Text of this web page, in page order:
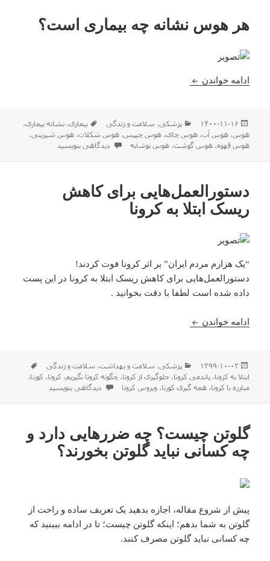
هر هوس نشانه چه بیماری است؟
ادامه خواندن هر هوس نشانه چه بیماری است؟
ارسال
شده
در
۱۴۰۰-۱۱-۱۶ دسته‌ها
پزشکی، سلامت و زندگی برچسب‌ها
بیماری،نشانه بیماری،
هوس،هوس آب،هوس چای،هوس چیپس،هوس شکلات،هوس شیرینی،
هوس قهوه،هوس گوشت،هوس نوشابه برای هر هوس نشانه چه بیماری
دیدگاهی بنویسید
دستورالعمل‌هایی برای کاهش
ریسک ابتلا به کرونا
“یک هزارم مردم ایران” بر اثر کرونا فوت کردند!
دستورالعمل‌هایی برای کاهش ریسک ابتلا به کرونا در این پست
داده شده است لطفا با دقت بخوانید .
ادامه خواندن دستورالعمل‌هایی برای کاهش ریسک ابتلا به کرونا
ارسال
شده
در
۱۳۹۹-۱۰-۰۲ دسته‌ها
پزشکی، سلامت و بهداشت، سلامت و زندگی
ابتلا به کرونا،پاندمی کرونا،جلوگیری از کرونا،چگونه کرونا نگیریم، کرونا، کورنا،
مبارزه با کرونا،همه گیری کورنا،ویروس کرونا برای دستورالعمل‌هایی برای کاهش
دیدگاهی بنویسید
گلوتن چیست؟ چه ضررهایی دارد و
چه کسانی نباید گلوتن بخورند؟
پیش از شروع مقاله، اجازه بدهید یک تعریف ساده و راحت از
گلوتن به شما بدهم؛ اینکه گلوتن چیست؛ تا در ادامه ببینید که
چه کسانی نباید گلوتن مصرف کنند.